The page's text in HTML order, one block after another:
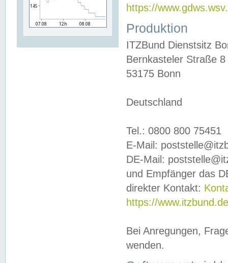
https://
Produktion
ITZBund Dienstsitz
Bernkasteler Straße 8
53175 Bonn
Deutschland
Tel.: 0800 800 75451
E-Mail:
DE-Mail:
und Empfänger das
direkter Kontakt:
https://
Bei Anregungen,
wenden.